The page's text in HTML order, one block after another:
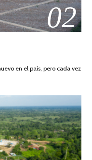
02
en el país, pero cada vez